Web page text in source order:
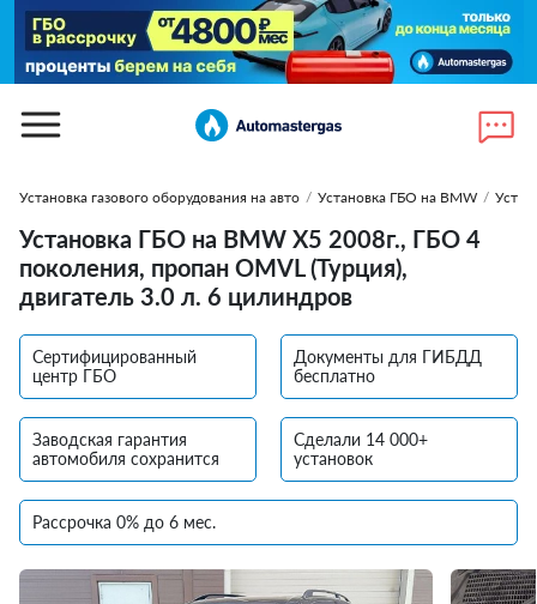
Установка газового оборудования на авто / Установка ГБО на BMW /
Установка ГБО на BMW X5 2008г., ГБО 4
поколения, пропан OMVL (Турция),
двигатель 3.0 л. 6 цилиндров
Сертифицированный
центр ГБО
Документы для ГИБДД
бесплатно
Заводская гарантия
автомобиля сохранится
Сделали 14 000+
установок
Рассрочка 0% до 6 мес.